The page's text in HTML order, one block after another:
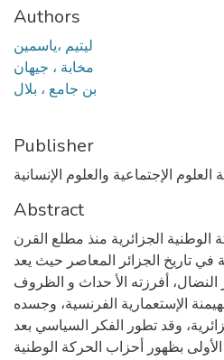
Authors
ليتيم ،ياسمين
مخابة ، جيهان
بن جامع ، بلال
Publisher
العلوم الإجتماعية والعلوم الإنسانية
Abstract
الجزائرية منذ مطلع القرن
‫تاريخ الجزائر المعاصر حيث يعد
منطلقا جديدا في مسار النضال‪ ،‬أفرزته الأ حداث و‬ ‫الظروف
الداخلية والخارجية في ظل الهيمنة الإستعمارية الفرنسية‪ ،‬وجسده
الوعي الوطني‬ ‫للنخبة الجزائرية‪ ،‬وقد تطور الفكر السياسي بعد
الأولى بظهور أحزاب‬ ‫الحركة الوطنية